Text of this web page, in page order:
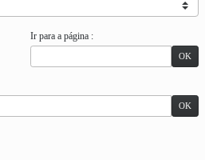
Ir para a página :
OK
OK